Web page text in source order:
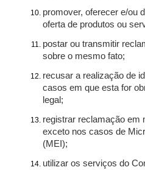
promover, oferecer e/ou
oferta de produtos ou
postar ou transmitir
sobre o mesmo fato;
recusar a realização de
casos em que esta for
legal;
registrar reclamação em
exceto nos casos de
(MEI);
utilizar os serviços do